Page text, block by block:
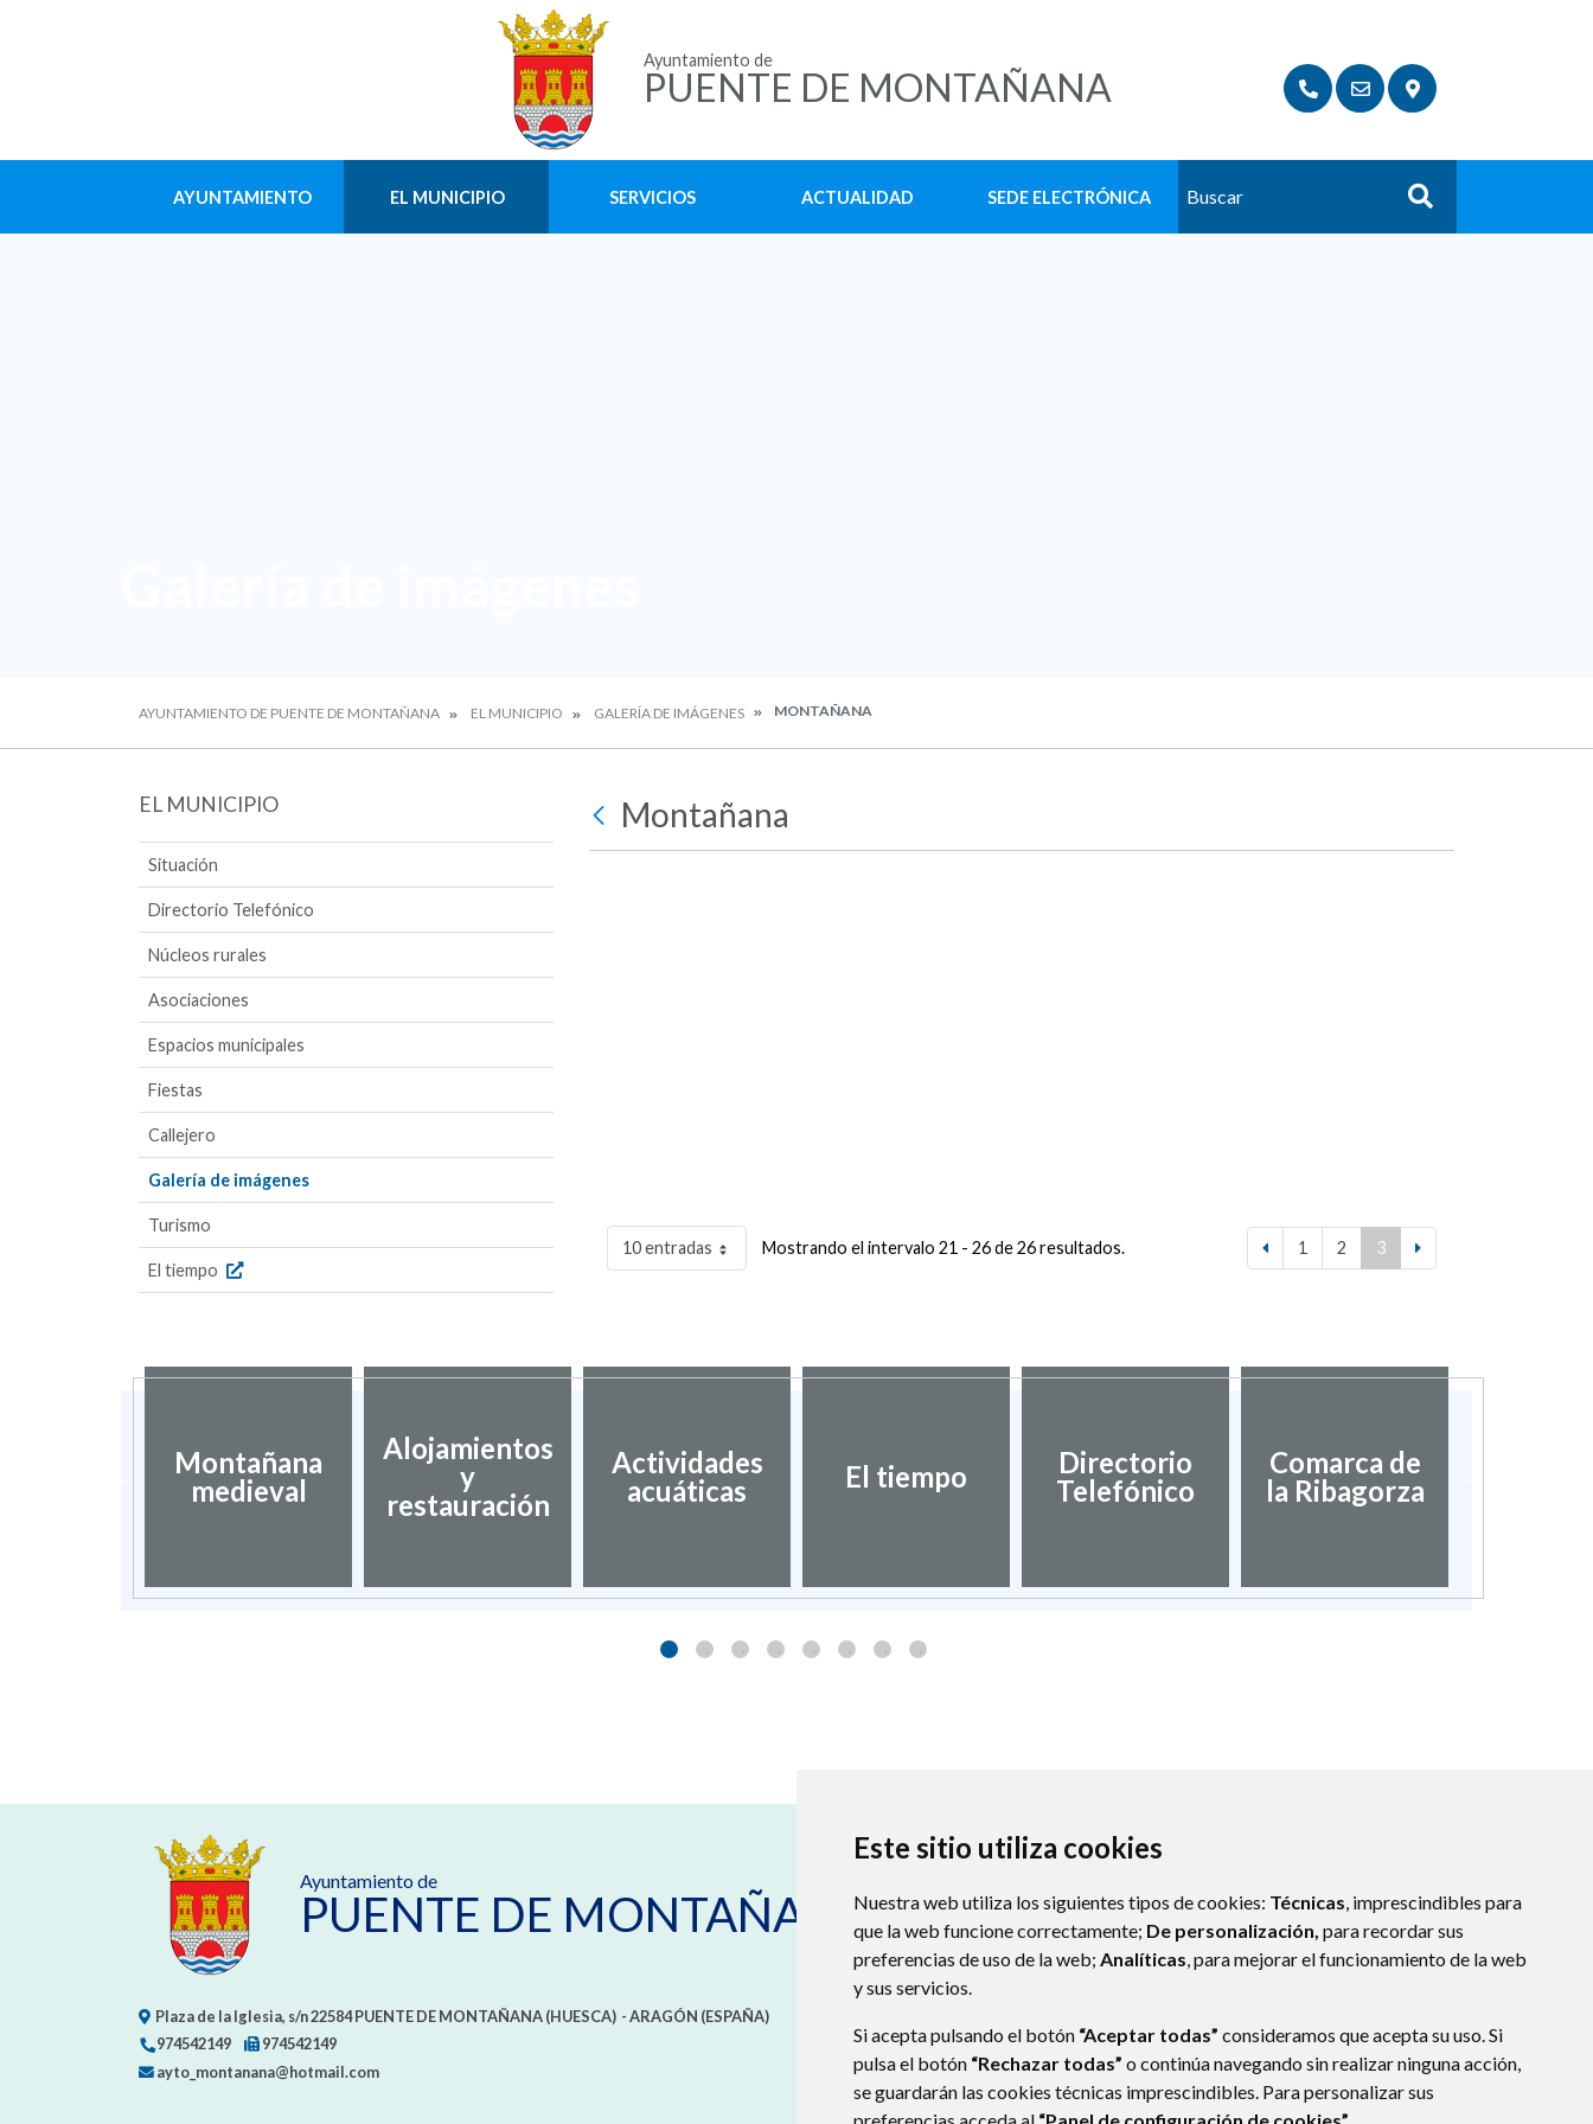
Este sitio utiliza cookies
Nuestra web utiliza los siguientes tipos de cookies: Técnicas, imprescindibles para
que la web funcione correctamente; De personalización, para recordar sus
preferencias de uso de la web; Analíticas, para mejorar el funcionamiento de la web
y sus servicios.
Si acepta pulsando el botón “Aceptar todas” consideramos que acepta su uso. Si
pulsa el botón “Rechazar todas” o continúa navegando sin realizar ninguna acción,
se guardarán las cookies técnicas imprescindibles. Para personalizar sus
Ayuntamiento de
PUENTE DE MONTAÑANA
AYUNTAMIENTO EL MUNICIPIO SERVICIOS ACTUALIDAD SEDE ELECTRÓNICA Buscar
AYUNTAMIENTO DE PUENTE DE MONTAÑANA EL MUNICIPIO GALERÍA DE IMÁGENES MONTAÑANA
EL MUNICIPIO
Situación
Directorio Telefónico
Núcleos rurales
Asociaciones
Espacios municipales
Fiestas
Callejero
Galería de imágenes
Turismo
El tiempo
Montañana
10 entradas Mostrando el intervalo 21 - 26 de 26 resultados. 1 2 3
Montañana
medieval
Alojamientos
y
restauración
Actividades
acuáticas
El tiempo
Directorio
Telefónico
Comarca de
la Ribagorza
Ayuntamiento de
PUENTE DE MONTAÑANA
Plaza de la Iglesia, s/n22584PUENTE DE MONTAÑANA (HUESCA) - ARAGÓN (ESPAÑA)
974542149
974542149
ayto_montanana@hotmail.com